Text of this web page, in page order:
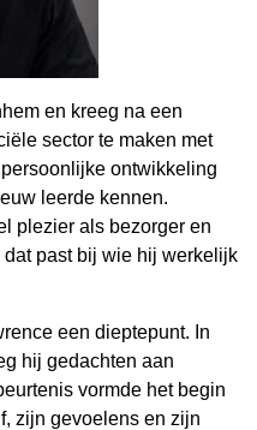
en kreeg na een
sector te maken met
ontwikkeling
leerde kennen.
plezier als bezorger en
past bij wie hij werkelijk
een dieptepunt. In
hij gedachten aan
vormde het begin
zijn gevoelens en zijn